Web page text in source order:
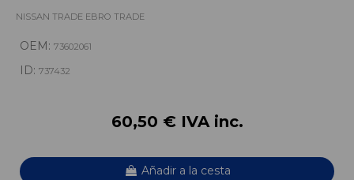
NISSAN TRADE EBRO TRADE
OEM: 73602061
ID: 737432
60,50 € IVA inc.
Añadir a la cesta